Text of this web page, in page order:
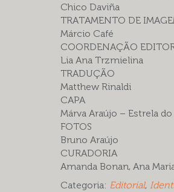
Chico Daviña
TRATAMENTO DE
Márcio Café
COORDENAÇÃO
Lia Ana Trzmielina
TRADUÇÃO
Matthew Rinaldi
CAPA
Márva Araújo – Estrela
FOTOS
Bruno Araújo
CURADORIA
Amanda Bonan, Ana
Categoria: Editorial,